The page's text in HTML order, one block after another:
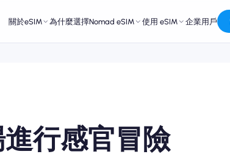
關於eSIM 為什麼選擇Nomad eSIM 使用 eSIM 企業用戶
行感官冒險